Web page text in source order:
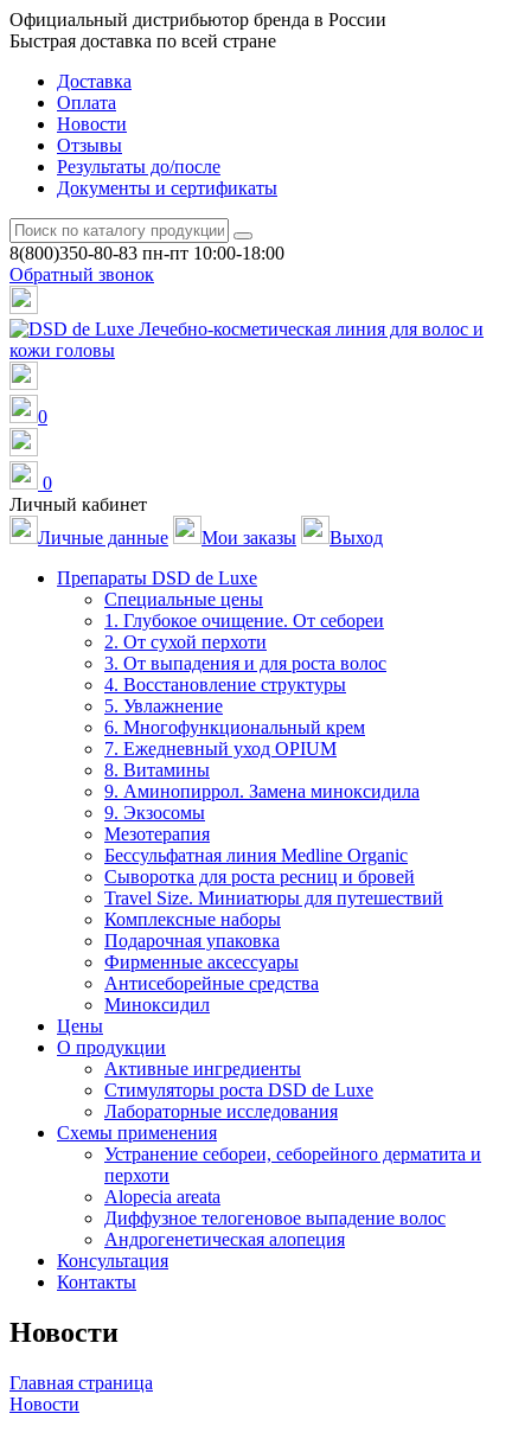
Официальный дистрибьютор бренда в России
Быстрая доставка по всей стране
Доставка
Оплата
Новости
Отзывы
Результаты до/после
Документы и сертификаты
8(800)350-80-83 пн-пт 10:00-18:00
Обратный звонок
0
0
Личный кабинет
Личные данные
Мои заказы
Выход
Препараты DSD de Luxe
Специальные цены
1. Глубокое очищение. От себореи
2. От сухой перхоти
3. От выпадения и для роста волос
4. Восстановление структуры
5. Увлажнение
6. Многофункциональный крем
7. Ежедневный уход OPIUM
8. Витамины
9. Аминопиррол. Замена миноксидила
9. Экзосомы
Мезотерапия
Бессульфатная линия Medline Organic
Сыворотка для роста ресниц и бровей
Travel Size. Миниатюры для путешествий
Комплексные наборы
Подарочная упаковка
Фирменные аксессуары
Антисеборейные средства
Миноксидил
Цены
О продукции
Активные ингредиенты
Стимуляторы роста DSD de Luxe
Лабораторные исследования
Схемы применения
Устранение себореи, себорейного дерматита и
перхоти
Alopecia areata
Диффузное телогеновое выпадение волос
Андрогенетическая алопеция
Консультация
Контакты
Новости
Главная страница
Новости